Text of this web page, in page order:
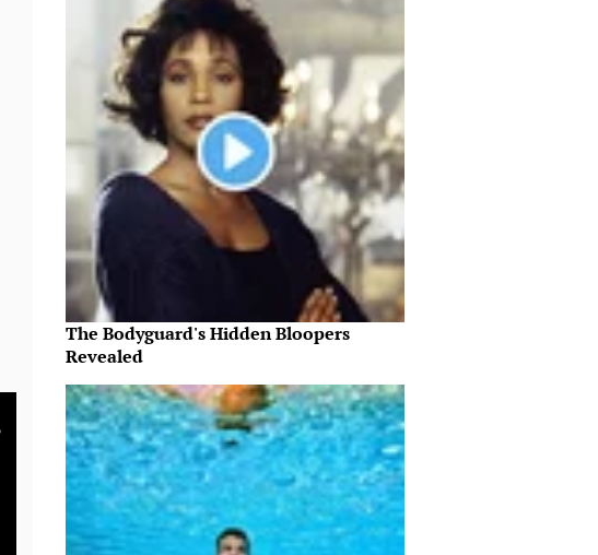
The Bodyguard's Hidden Bloopers
Revealed